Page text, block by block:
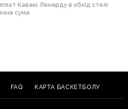
Каваю Ленарду в обхід стелі
сума
FAQ КАРТА БАСКЕТБОЛУ